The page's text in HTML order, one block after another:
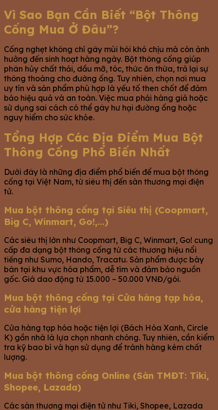
Vì Sao Bạn Cần Biết “Bột Thông
Cống Mua Ở Đâu”?
Cống nghẹt không chỉ gây mùi hôi khó chịu mà còn ảnh
hưởng đến sinh hoạt hàng ngày. Bột thông cống giúp
phân hủy chất thải, dầu mỡ, tóc, thức ăn thừa, trả lại sự
thông thoáng cho đường ống. Tuy nhiên, chọn nơi mua
uy tín và sản phẩm phù hợp là yếu tố then chốt để đảm
bảo hiệu quả và an toàn. Việc mua phải hàng giả hoặc
sử dụng sai cách có thể gây hư hại đường ống hoặc
nguy hiểm cho sức khỏe.
Tổng Hợp Các Địa Điểm Mua Bột
Thông Cống Phổ Biến Nhất
Dưới đây là những địa điểm phổ biến để mua bột thông
cống tại Việt Nam, từ siêu thị đến sàn thương mại điện
tử.
Mua bột thông cống tại Siêu thị (Coopmart,
Big C, Winmart, Go!,…)
Các siêu thị lớn như Coopmart, Big C, Winmart, Go! cung
cấp đa dạng bột thông cống từ các thương hiệu nổi
tiếng như Sumo, Hando, Tracatu. Sản phẩm được bày
bán tại khu vực hóa phẩm, dễ tìm và đảm bảo nguồn
gốc. Giá dao động từ 15.000 – 50.000 VNĐ/gói.
Mua bột thông cống tại Cửa hàng tạp hóa,
cửa hàng tiện lợi
Cửa hàng tạp hóa hoặc tiện lợi (Bách Hóa Xanh, Circle
K) gần nhà là lựa chọn nhanh chóng. Tuy nhiên, cần kiểm
tra kỹ bao bì và hạn sử dụng để tránh hàng kém chất
lượng.
Mua bột thông cống Online (Sàn TMĐT: Tiki,
Shopee, Lazada)
Các sàn thương mại điện tử như Tiki, Shopee, Lazada